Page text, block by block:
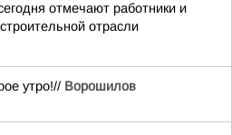
отмечают работники и
отрасли
утро!// Ворошилов